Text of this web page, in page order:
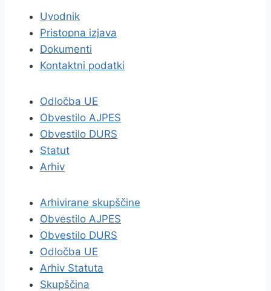
Uvodnik
Pristopna izjava
Dokumenti
Kontaktni podatki
Odločba UE
Obvestilo AJPES
Obvestilo DURS
Statut
Arhiv
Arhivirane skupščine
Obvestilo AJPES
Obvestilo DURS
Odločba UE
Arhiv Statuta
Skupščina